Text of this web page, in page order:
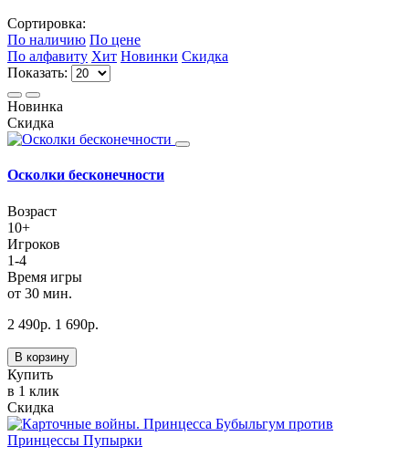
Сортировка:
По наличию По цене
По алфавиту Хит Новинки Скидка
Показать:
Новинка
Скидка
Осколки бесконечности
Возраст
10+
Игроков
1-4
Время игры
от 30 мин.
2 490р. 1 690р.
В корзину
Купить
в 1 клик
Скидка